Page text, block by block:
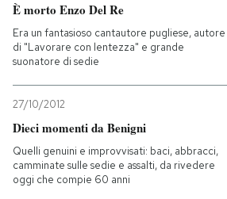
È morto Enzo Del Re
Era un fantasioso cantautore pugliese, autore
di "Lavorare con lentezza" e grande
suonatore di sedie
27/10/2012
Dieci momenti da Benigni
Quelli genuini e improvvisati: baci, abbracci,
camminate sulle sedie e assalti, da rivedere
oggi che compie 60 anni